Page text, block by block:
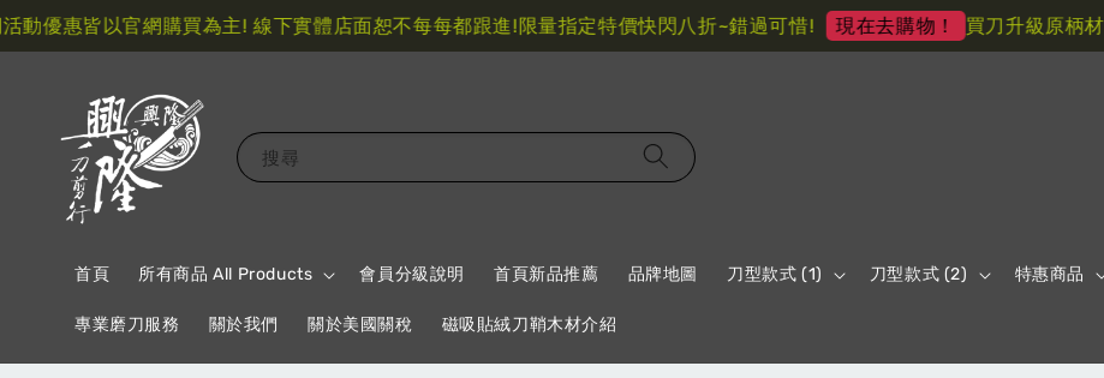
優惠皆以官網購買為主! 線下實體店面恕不每每都跟進!限量指定特價快閃八折~錯過可惜! 現在去購物！ 買刀升級原柄材 享
搜尋
首頁 所有商品 All Products 會員分級說明 首頁新品推薦 品牌地圖 刀型款式 (1) 刀型款式 (2) 特惠商品
專業磨刀服務 關於我們 關於美國關稅 磁吸貼絨刀鞘木材介紹